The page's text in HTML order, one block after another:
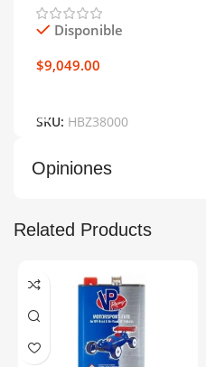
Disponible
$9,049.00
SKU: HBZ38000
Opiniones
Related Products